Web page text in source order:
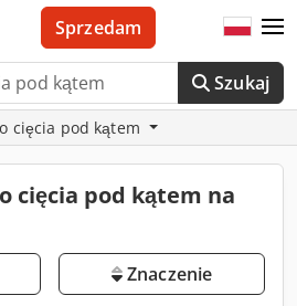
Szukaj
Sprzedam
cięcia pod kątem
cięcia pod kątem na
Znaczenie